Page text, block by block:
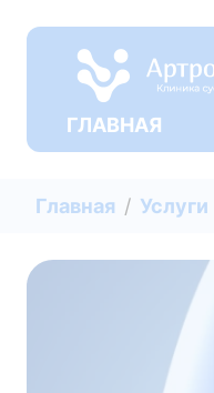
ГЛАВНАЯ
Главная Услуги